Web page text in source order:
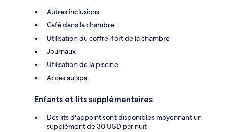
Autres inclusions
Café dans la chambre
Utilisation du coffre-fort de la chambre
Journaux
Utilisation de la piscine
Accès au spa
Enfants et lits supplémentaires
Des lits d'appoint sont disponibles moyennant un
supplément de 30 USD par nuit